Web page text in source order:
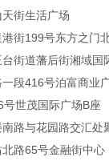
街生活广场
街199号东方之门
街道藩后街湘域国
段416号泊富商业
世茂国际广场B座
路与花园路交汇处
路65号金融街中心